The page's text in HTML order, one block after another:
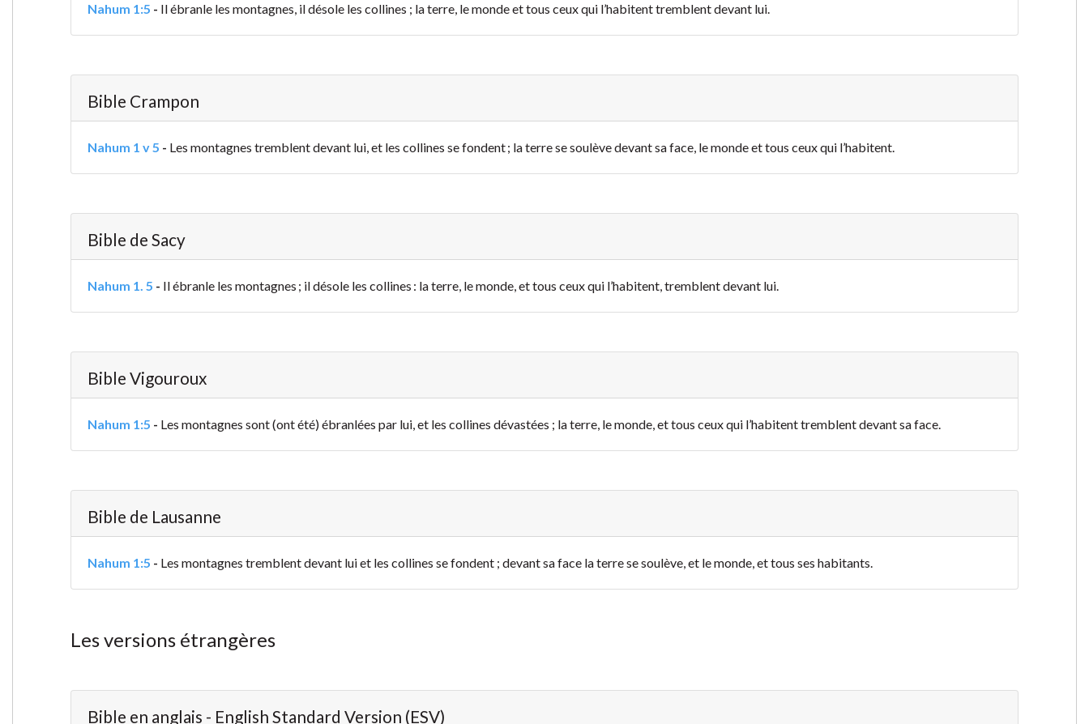
Nahum 1:5 - Il ébranle les montagnes, il désole les collines ; la terre, le monde et tous ceux qui l’habitent tremblent devant lui.
Bible Crampon
Nahum 1 v 5 - Les montagnes tremblent devant lui, et les collines se fondent ; la terre se soulève devant sa face, le monde et tous ceux qui l’habitent.
Bible de Sacy
Nahum 1. 5 - Il ébranle les montagnes ; il désole les collines : la terre, le monde, et tous ceux qui l’habitent, tremblent devant lui.
Bible Vigouroux
Nahum 1:5 - Les montagnes sont (ont été) ébranlées par lui, et les collines dévastées ; la terre, le monde, et tous ceux qui l’habitent tremblent devant sa face.
Bible de Lausanne
Nahum 1:5 - Les montagnes tremblent devant lui et les collines se fondent ; devant sa face la terre se soulève, et le monde, et tous ses habitants.
Les versions étrangères
Bible en anglais - English Standard Version (ESV)